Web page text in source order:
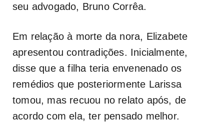
seu advogado, Bruno Corrêa.
Em relação à morte da nora, Elizabete
apresentou contradições. Inicialmente,
disse que a filha teria envenenado os
remédios que posteriormente Larissa
tomou, mas recuou no relato após, de
acordo com ela, ter pensado melhor.